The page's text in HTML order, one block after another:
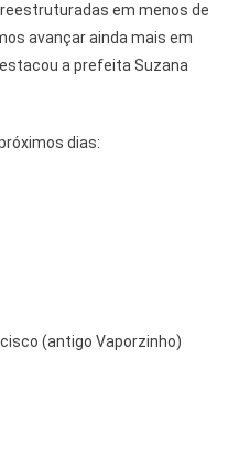
em menos de
avançar ainda mais em
a prefeita Suzana
dias:
(antigo Vaporzinho)